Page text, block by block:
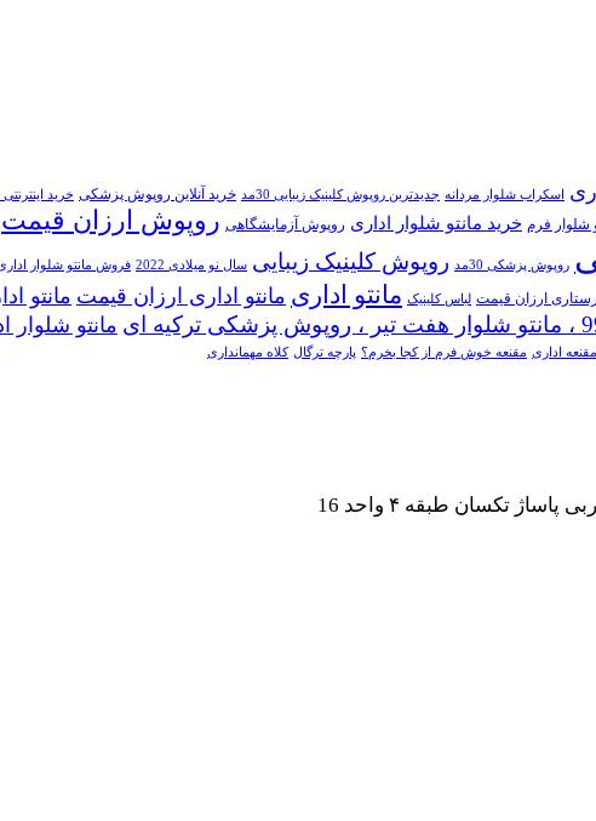
اسکراب شلوار مردانه جدیدترین روپوش کلینیک زیبایی 30مد خرید آنلاین روپوش پزشکی خرید
شلوار فرم خرید مانتو شلوار اداری روپوش آزمایشگاهی روپوش ارزان قیمت
روپوش پزشکی 30مد روپوش کلینیک زیبایی سال نو میلادی 2022 فروش مانتو شلوار
ارزان قیمت لباس کلینیک مانتو اداری مانتو اداری ارزان قیمت مانتو
مانتو شلوار
مقنعه اداری مقنعه خوش فرم از کجا بخرم؟ پارچه ترگال کلاه مهمانداری
تکسان طبقه ۴ واحد 16